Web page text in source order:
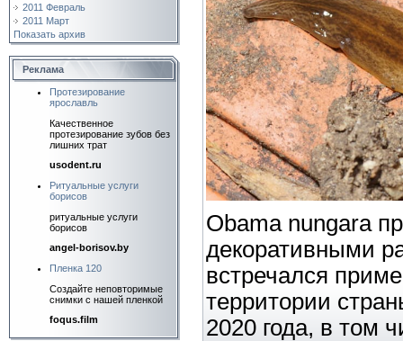
2011 Февраль
2011 Март
Показать архив
Реклама
Протезирование
ярославль
Качественное
протезирование зубов без
лишних трат
usodent.ru
Ритуальные услуги
борисов
ритуальные услуги
борисов
angel-borisov.by
Пленка 120
Создайте неповторимые
снимки с нашей пленкой
foqus.film
Obama nungara
декоративными
встречался
территории
2020 года, в том